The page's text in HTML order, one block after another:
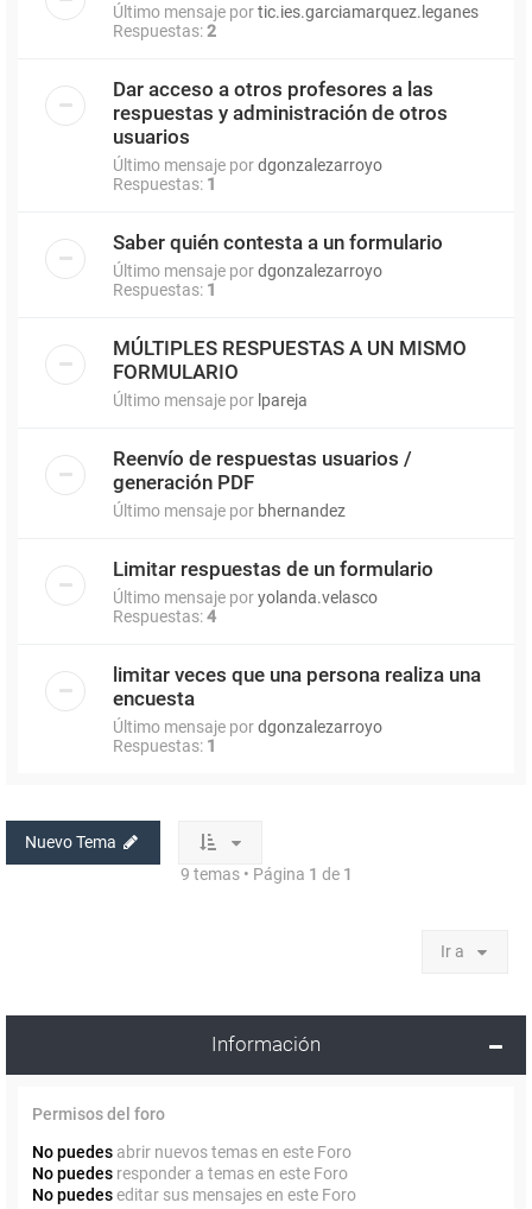
Último mensaje portic.ies.garciamarquez.leganes
Respuestas:2
Dar acceso a otros profesores a las
respuestas y administración de otros
usuarios
Último mensaje pordgonzalezarroyo
Respuestas: 1
Saber quién contesta a un formulario
Último mensaje pordgonzalezarroyo
Respuestas: 1
MÚLTIPLES RESPUESTAS A UN MISMO
FORMULARIO
Último mensaje por lpareja
Reenvío de respuestas usuarios /
generación PDF
Último mensaje por bhernandez
Limitar respuestas de un formulario
Último mensaje poryolanda.velasco
Respuestas:4
limitar veces que una persona realiza una
encuesta
Último mensaje pordgonzalezarroyo
Respuestas: 1
Nuevo Tema
9 temas • Página 1 de 1
Ir a
Información
Permisos del foro
No puedes abrir nuevos temas en este Foro
No puedes responder a temas en este Foro
No puedeseditar sus mensajes en este Foro